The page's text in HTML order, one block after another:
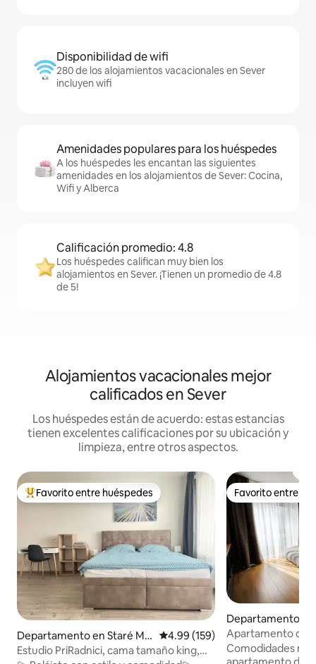
Disponibilidad de wifi
280 de los alojamientos vacacionales en Sever
incluyen wifi
Amenidades populares para los huéspedes
A los huéspedes les encantan las siguientes
amenidades en los alojamientos de Sever: Cocina,
Wifi y Alberca
Calificación promedio: 4.8
Los huéspedes califican muy bien los
alojamientos en Sever. ¡Tienen un promedio de 4.8
de 5!
Alojamientos vacacionales mejor
calificados en Sever
Los huéspedes están de acuerdo: estas estancias
tienen excelentes calificaciones por su ubicación y
limpieza, entre otros aspectos.
De los mejores en Favorito entre huéspedes
Favorito entre huéspedes
Departamento en Staré Me
sto
Calificación promedio: 4.99 de
4.99 (159)
Estudio PriRadnici, cama tamaño king,
Favorito entre
Favorito entre
Departamento en
Apartamento de
ciudad 2-
Comodidades